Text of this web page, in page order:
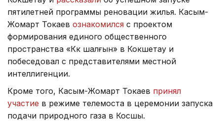
пятилетней программы реновации жилья. Касым-
Жомарт Токаев ознакомился с проектом
формирования единого общественного
пространства «Көк шалғын» в Кокшетау и
побеседовал с представителями местной
интеллигенции.
Кроме того, Касым-Жомарт Токаев принял
участие в режиме телемоста в церемонии запуска
подачи природного газа в Косшы.